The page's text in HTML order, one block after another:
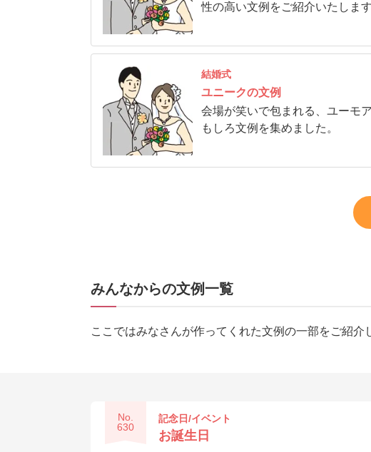
性の高い文例をご紹介いたします
結婚式
ユニークの文例
会場が笑いで包まれる、ユーモ
もしろ文例を集めました。
みんなからの文例一覧
ここではみなさんが作ってくれた文例の一部をご紹介
No.
630
記念日/イベント
お誕生日